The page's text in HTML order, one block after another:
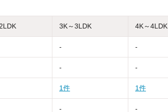
3K～3LDK 4K～4LDK
- -
- -
1件 1件
- -